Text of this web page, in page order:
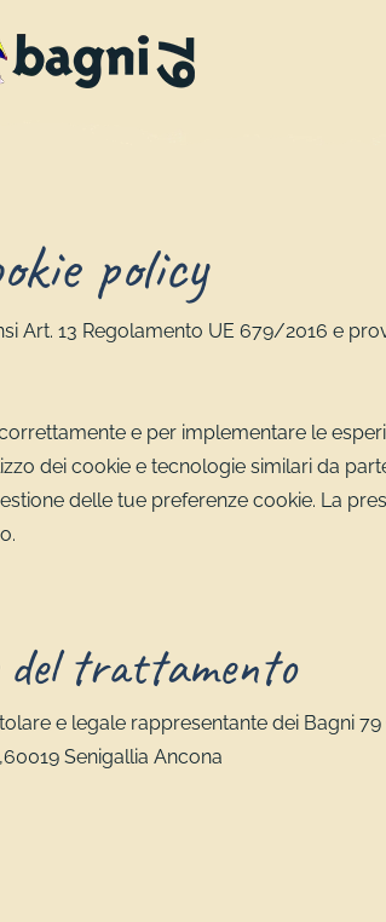
policy
13 Regolamento UE 679/2016 e
e per implementare le
dei cookie e tecnologie similari da
delle tue preferenze cookie. La
del trattamento
e legale rappresentante dei Bagni
Senigallia Ancona